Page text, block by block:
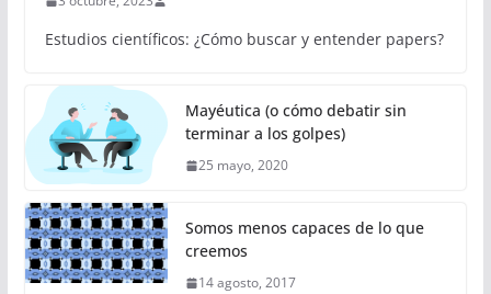
Estudios científicos: ¿Cómo buscar y entender papers?
Mayéutica (o cómo debatir sin
terminar a los golpes)
25 mayo, 2020
Somos menos capaces de lo que
creemos
14 agosto, 2017